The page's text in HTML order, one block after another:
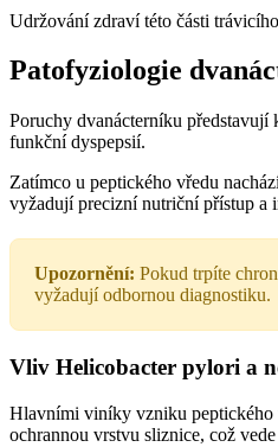
Udržování zdraví této části
Patofyziologie
Poruchy dvanácterníku
funkční dyspepsií.
Zatímco u peptického vředu
vyžadují precizní nutriční přístup a
Upozornění: Pokud trpíte
vyžadují odbornou diagnostiku.
Vliv Helicobacter pylori a
Hlavními viníky vzniku peptického
ochrannou vrstvu sliznice, což